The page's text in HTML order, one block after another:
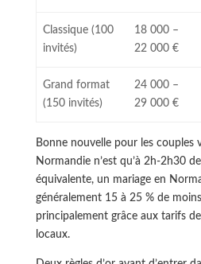
Classique (100
invités)
18 000 –
22 000 €
Grand format
(150 invités)
24 000 –
29 000 €
Bonne nouvelle pour les couples
Normandie n’est qu’à 2h-2h30
équivalente, un mariage en
généralement 15 à 25 % de
principalement grâce aux tarifs
locaux.